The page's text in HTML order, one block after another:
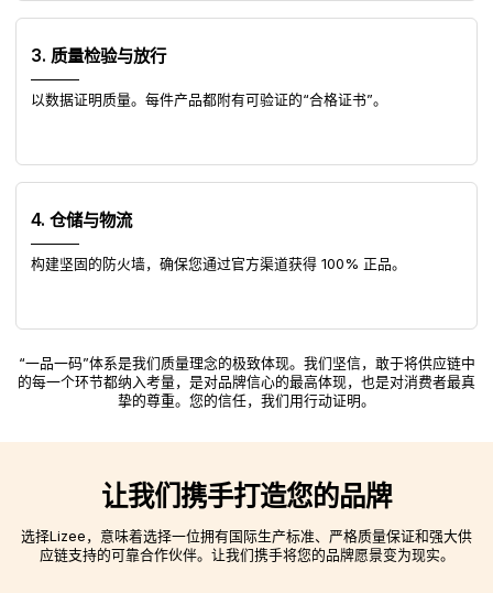
3. 质量检验与放行
以数据证明质量。每件产品都附有可验证的“合格证书”。
4. 仓储与物流
构建坚固的防火墙，确保您通过官方渠道获得 100% 正品。
“一品一码”体系是我们质量理念的极致体现。我们坚信，敢于将供应链中
的每一个环节都纳入考量，是对品牌信心的最高体现，也是对消费者最真
挚的尊重。您的信任，我们用行动证明。
让我们携手打造您的品牌
选择Lizee，意味着选择一位拥有国际生产标准、严格质量保证和强大供
应链支持的可靠合作伙伴。让我们携手将您的品牌愿景变为现实。